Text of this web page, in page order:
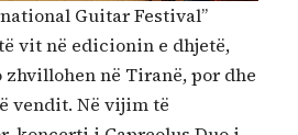
Guitar Festival”
vit në edicionin e dhjetë,
zhvillohen në Tiranë, por dhe
vendit. Në vijim të